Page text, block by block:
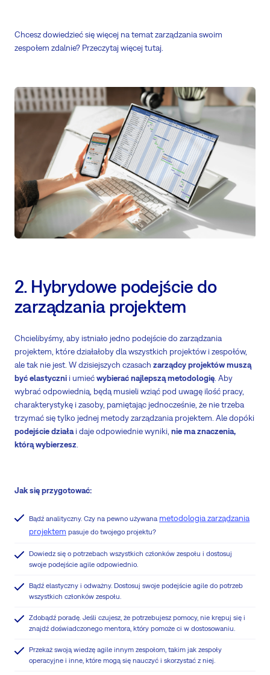
Chcesz dowiedzieć się więcej na temat zarządzania swoim
zespołem zdalnie? Przeczytaj więcej tutaj.
2. Hybrydowe podejście do
zarządzania projektem
Chcielibyśmy, aby istniało jedno podejście do zarządzania
projektem, które działałoby dla wszystkich projektów i zespołów,
ale tak nie jest. W dzisiejszych czasach zarządcy projektów muszą
być elastyczni i umiećwybierać najlepszą metodologię . Aby
wybrać odpowiednią, będą musieli wziąć pod uwagę ilość pracy,
charakterystykę i zasoby, pamiętając jednocześnie, że nie trzeba
trzymać się tylko jednej metody zarządzania projektem. Ale dopóki
podejście działai daje odpowiednie wyniki, nie ma znaczenia,
którą wybierzesz
Jak się przygotować:
Bądź analityczny. Czy na pewno używana metodologia zarządzania
projektem pasuje do twojego projektu?
Dowiedz się o potrzebach wszystkich członków zespołu i dostosuj
swoje podejście agile odpowiednio.
Bądź elastyczny i odważny. Dostosuj swoje podejście agile do potrzeb
wszystkich członków zespołu.
Zdobądź poradę. Jeśli czujesz, że potrzebujesz pomocy, nie krępuj się i
znajdź doświadczonego mentora, który pomoże ci w dostosowaniu.
Przekaż swoją wiedzę agile innym zespołom, takim jak zespoły
operacyjne i inne, które mogą się nauczyć i skorzystać z niej.